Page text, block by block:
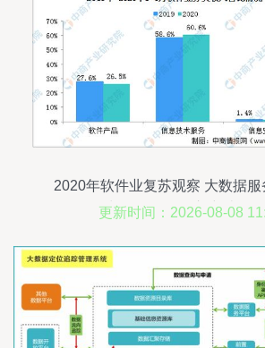
2020年软件业复苏观察 大数据
长，前四月收入突破两
更新时间：2026-08-08